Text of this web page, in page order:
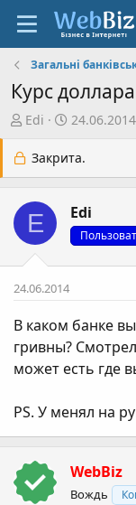
Загальні
Курс доллара
А
т
о
т
е
и
Edi
Д
т
а
т
в
о
р
н
я
24.06.2014
Закрита.
E Edi
24.06.2014
В каком банке
гривны?
может есть где
PS. У менял на
WebBiz
Вождь